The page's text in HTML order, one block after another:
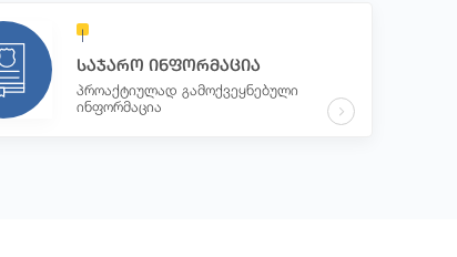
საჯარო ინფორმაცია
პროაქტიულად გამოქვეყნებული
ინფორმაცია